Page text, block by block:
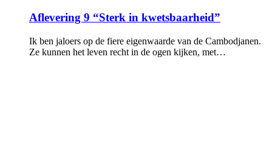
Aflevering 9 “Sterk in kwetsbaarheid”
Ik ben jaloers op de fiere eigenwaarde van de Cambodjanen.
Ze kunnen het leven recht in de ogen kijken, met…